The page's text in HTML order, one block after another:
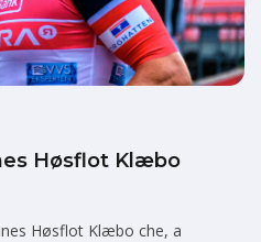
Høsflot Klæbo
Høsflot Klæbo che, a